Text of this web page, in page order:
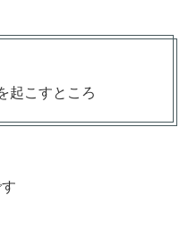
起こすところ